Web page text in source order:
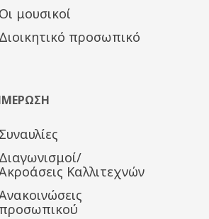
Οι μουσικοί
Διοικητικό προσωπικό
Συναυλίες
Διαγωνισμοί/
Καλλιτεχνών
προσωπικού